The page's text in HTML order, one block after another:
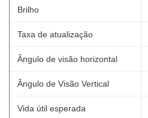
Brilho
Taxa de atualização
Ângulo de visão horizontal
Ângulo de Visão Vertical
Vida útil esperada